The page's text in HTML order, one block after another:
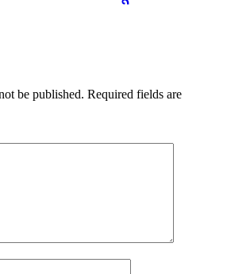
be published. Required fields are